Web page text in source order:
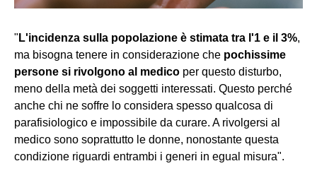
" L'incidenza sulla popolazione è stimata tra l'1 e il 3%,
ma bisogna tenere in considerazione che pochissime
persone si rivolgono al medico per questo disturbo,
meno della metà dei soggetti interessati. Questo perché
anche chi ne soffre lo considera spesso qualcosa di
parafisiologico e impossibile da curare. A rivolgersi al
medico sono soprattutto le donne, nonostante questa
condizione riguardi entrambi i generi in egual misura".